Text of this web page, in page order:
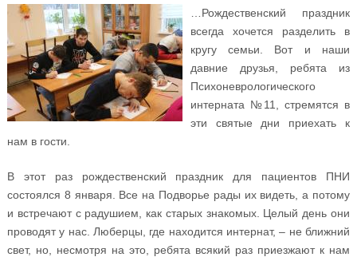
…Рождественский праздник
всегда хочется разделить в
кругу семьи. Вот и наши
давние друзья, ребята из
Психоневрологического
интерната №11, стремятся в
эти святые дни приехать к
нам в гости.
В этот раз рождественский праздник для пациентов ПНИ
состоялся 8 января. Все на Подворье рады их видеть, а потому
и встречают с радушием, как старых знакомых. Целый день они
проводят у нас. Люберцы, где находится интернат, – не ближний
свет, но, несмотря на это, ребята всякий раз приезжают к нам